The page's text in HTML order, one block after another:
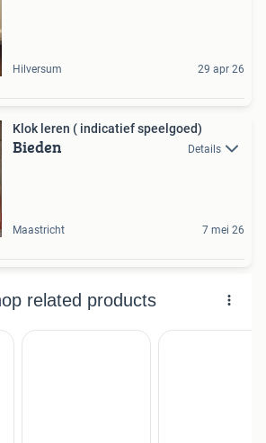
Hilversum 29 apr 26
Klok leren ( indicatief speelgoed)
Bieden Details
Maastricht 7 mei 26